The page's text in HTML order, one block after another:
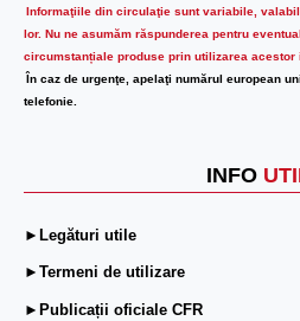
Informaţiile din circulaţie sunt variabile,
lor. Nu ne asumăm răspunderea pentru
circumstanțiale produse prin utilizarea acestor
În caz de urgenţe, apelaţi numărul european
telefonie.
INFO
►Legături utile
►Termeni de utilizare
►Publicații oficiale CFR